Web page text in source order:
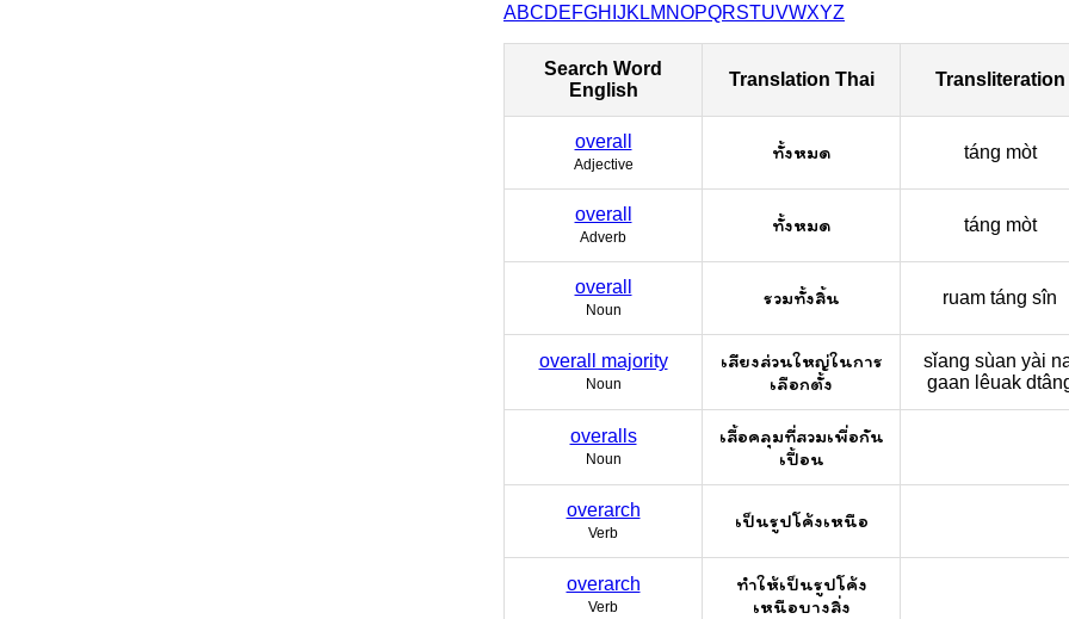
ABCDEFGH JK LM NOPQRSTUVWXYZ
Search Word
English
Translation Thai Transliteration
overall
Adjective
ทั้งหมด táng mòt
overall
Adverb
ทั้งหมด táng mòt
overall
Noun
รวมทั้งสิ้น ruam táng sîn
overall majority
Noun
เสียงส่วนใหญ่ในการ
เลือกตั้ง
sǐang sùan yài
gaan lêuak
overalls
Noun
เสื้อคลุมที่สวมเพื่อกัน
เปื้อน
overarch
Verb
เป็นรูปโค้งเหนือ
overarch
Verb
ทำให้เป็นรูปโค้ง
เหนือบางสิ่ง